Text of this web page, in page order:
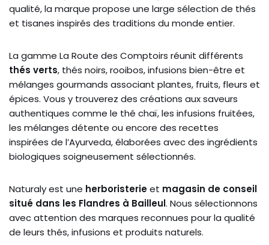
qualité, la marque propose une large sélection de thés
et tisanes inspirés des traditions du monde entier.
La gamme La Route des Comptoirs réunit différents
thés verts, thés noirs, rooibos, infusions bien-être et
mélanges gourmands associant plantes, fruits, fleurs et
épices. Vous y trouverez des créations aux saveurs
authentiques comme le thé chaï, les infusions fruitées,
les mélanges détente ou encore des recettes
inspirées de l’Ayurveda, élaborées avec des ingrédients
biologiques soigneusement sélectionnés.
Naturaly est une herboristerieet magasin de conseil
situé dans les Flandres à Bailleul. Nous sélectionnons
avec attention des marques reconnues pour la qualité
de leurs thés, infusions et produits naturels.